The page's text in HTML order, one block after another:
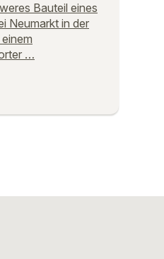
Bauteil eines
Neumarkt in der
…